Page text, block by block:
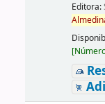
Editora:
[